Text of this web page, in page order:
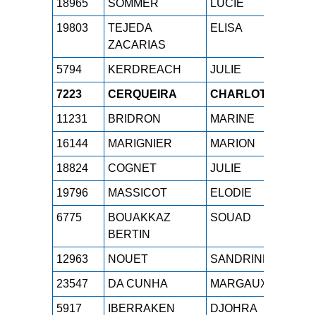
18965 SOMMER LUCIE
19803
TEJEDA
ZACARIAS
ELISA
5794 KERDREACH JULIE
7223 CERQUEIRA CHARLOTTE
11231 BRIDRON MARINE
16144 MARIGNIER MARION
18824 COGNET JULIE
19796 MASSICOT ELODIE
6775
BOUAKKAZ
BERTIN
SOUAD
12963 NOUET SANDRINE
23547 DA CUNHA MARGAUX
5917 IBERRAKEN DJOHRA